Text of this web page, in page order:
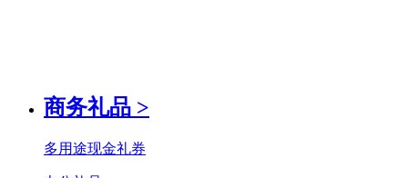
商务礼品 >
多用途现金礼券